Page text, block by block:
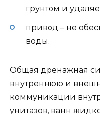
грунтом и
привод – не
воды.
Общая дренажная
внутреннюю и
коммуникации
унитазов, ванн